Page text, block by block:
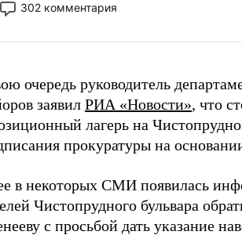
302 комментария
очередь руководитель
заявил РИА «Новости», что
лагерь на
прокуратуры на
в некоторых СМИ появилась
Чистопрудного бульвара
с просьбой дать указание